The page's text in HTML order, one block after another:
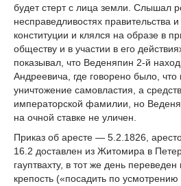
будет стерт с лица земли. Слышал
несправедливостях правительства
конституции и клялся на образе в
обществу и в участии в его
показывал, что Веденяпин 2-й
Андреевича, где говорено было, что
уничтожение самовластия, а
императорской фамилии, но
на очной ставке не уличен.
Приказ об аресте — 5.2.1826,
16.2 доставлен из Житомира в
гауптвахту, в тот же день
крепость («посадить по